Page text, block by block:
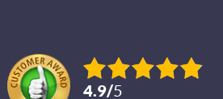
4.9/5